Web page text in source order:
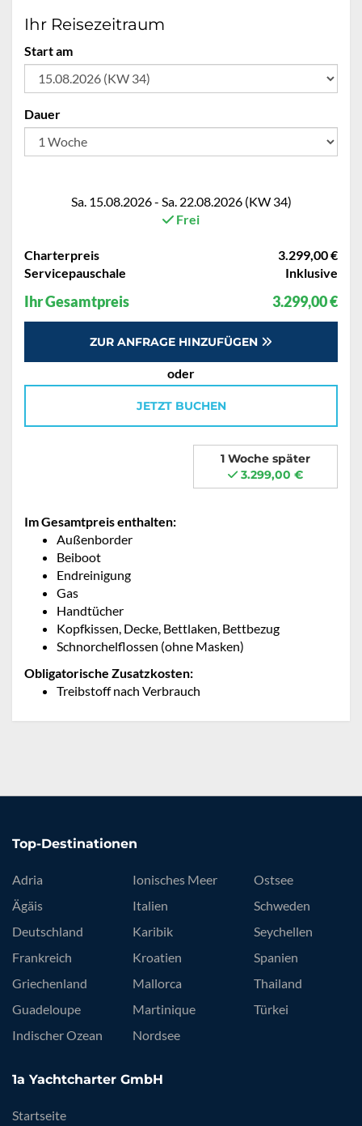
Ihr Reisezeitraum
Start am
Dauer
Sa. 15.08.2026 - Sa. 22.08.2026 (KW 34)
Frei
Charterpreis
3.299,00 €
Servicepauschale
Inklusive
Ihr Gesamtpreis 3.299,00 €
ZUR ANFRAGE HINZUFÜGEN
oder
JETZT BUCHEN
1 Woche später
3.299,00 €
Im Gesamtpreis enthalten:
Außenborder
Beiboot
Endreinigung
Gas
Handtücher
Kopfkissen, Decke, Bettlaken, Bettbezug
Schnorchelflossen (ohne Masken)
Obligatorische Zusatzkosten:
Treibstoff nach Verbrauch
Top-Destinationen
Adria
Ägäis
Deutschland
Frankreich
Griechenland
Guadeloupe
Indischer Ozean
Ionisches Meer
Italien
Karibik
Kroatien
Mallorca
Martinique
Nordsee
Ostsee
Schweden
Seychellen
Spanien
Thailand
Türkei
1a Yachtcharter GmbH
Startseite